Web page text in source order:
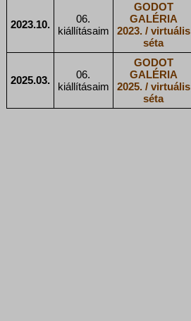
2023.10.
06.
kiállításaim
GODOT
GALÉRIA
2023. / virtuális
séta
2025.03.
06.
kiállításaim
GODOT
GALÉRIA
2025. / virtuális
séta